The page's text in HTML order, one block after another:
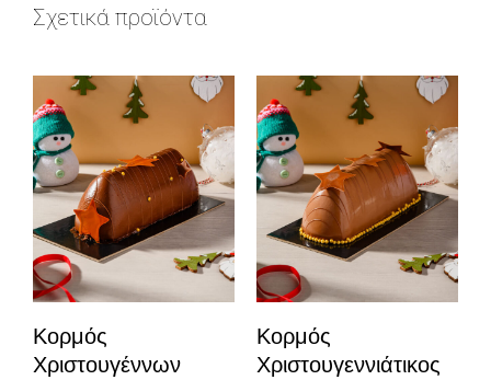
Σχετικά προϊόντα
Κορμός
Χριστουγέννων
Κορμός
Χριστουγεννιάτικος